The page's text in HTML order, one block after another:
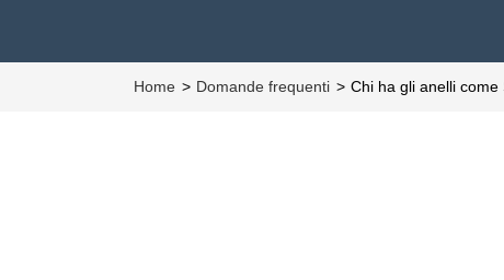
Home Domande frequenti Chi ha gli anelli come